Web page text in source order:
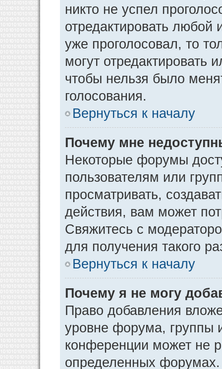
никто не успел
отредактировать любой
уже проголосовал, то
могут отредактировать
чтобы нельзя было
голосования.
Вернуться к началу
Почему мне
Некоторые форумы
пользователям или
просматривать,
действия, вам может
Свяжитесь с
для получения такого
Вернуться к началу
Почему я не могу
Право добавления
уровне форума, группы
конференции может не
определенных